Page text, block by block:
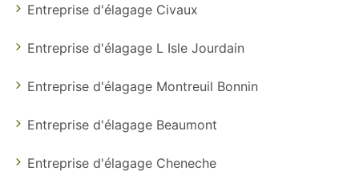
Entreprise d'élagage Civaux
Entreprise d'élagage L Isle Jourdain
Entreprise d'élagage Montreuil Bonnin
Entreprise d'élagage Beaumont
Entreprise d'élagage Cheneche